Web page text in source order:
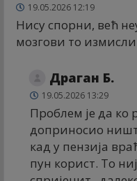
19.05.2026 12:19
Нису спорни, већ
мозгови то
Драган Б.
19.05.2026 13:29
Проблем је да ко
доприносио
кад у пензија
пун корист. То